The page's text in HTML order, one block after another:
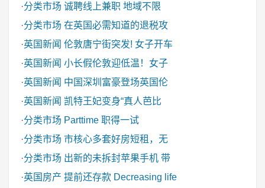
·分类市场 诚聘线上兼职 地域不限
·分类市场 在英国必需知道的退税攻
·英国新闻 伦敦唐宁街突发! 女子开车
·英国新闻 小长假伦敦迎低温！女子
·英国新闻 中国深圳富豪登场英国伦
·英国新闻 凯特王妃变身“真人芭比
·分类市场 Parttime 职得一试
·分类市场 市核心多套好房短租，无
·分类市场 出新的未拆封苹果手机 带
·英国房产 提前还存款 Decreasing life